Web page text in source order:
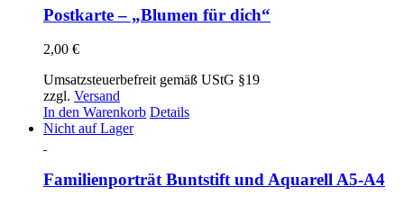
Postkarte – „Blumen für dich“
2,00 €
Umsatzsteuerbefreit gemäß UStG §19
zzgl. Versand
In den Warenkorb Details
Nicht auf Lager
Familienporträt Buntstift und Aquarell A5-A4